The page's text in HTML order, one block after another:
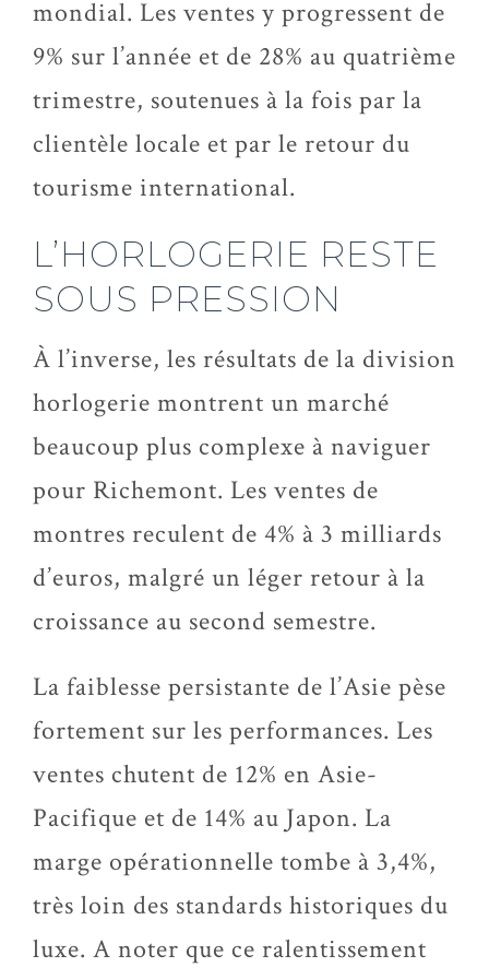
mondial. Les ventes y progressent de
9% sur l’année et de 28% au quatrième
trimestre, soutenues à la fois par la
clientèle locale et par le retour du
tourisme international.
L’HORLOGERIE RESTE
SOUS PRESSION
À l’inverse, les résultats de la division
horlogerie montrent un marché
beaucoup plus complexe à naviguer
pour Richemont. Les ventes de
montres reculent de 4% à 3 milliards
d’euros, malgré un léger retour à la
croissance au second semestre.
La faiblesse persistante de l’Asie pèse
fortement sur les performances. Les
ventes chutent de 12% en Asie-
Pacifique et de 14% au Japon. La
marge opérationnelle tombe à 3,4%,
très loin des standards historiques du
luxe. A noter que ce ralentissement